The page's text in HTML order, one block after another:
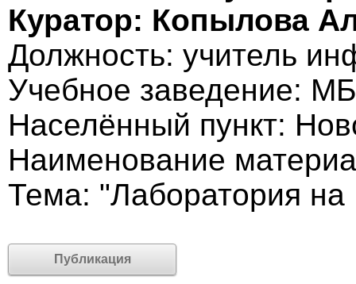
Куратор: Копылова
Должность: учитель
Учебное заведение:
Населённый пункт:
Наименование
Тема: "Лаборатория
Публикация